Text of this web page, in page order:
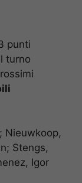
punti
turno
Nieuwkoop,
Stengs,
Igor